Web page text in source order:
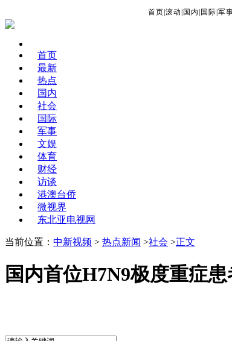
首页 滚动 国内 国际 军
首页
最新
热点
国内
社会
国际
军事
文娱
体育
财经
访谈
港澳台侨
微视界
东北亚电视网
当前位置： 中新视频 > 热点新闻 >社会 >正文
国内首位H7N9极度重症